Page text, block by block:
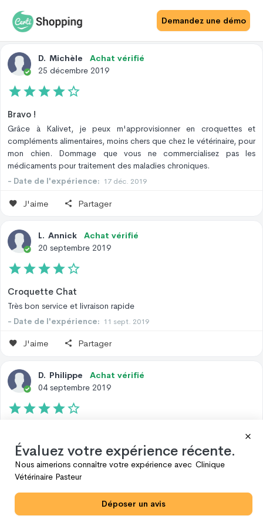
Demandez une démo
Avis Produit
D. Michèle
Achat vérifié
25 décembre 2019
Bravo !
Grâce à Kalivet, je peux m'approvisionner en croquettes et
compléments alimentaires, moins chers que chez le vétérinaire, pour
mon chien. Dommage que vous ne commercialisez pas les
médicaments pour traitement des maladies chroniques.
- Date de l'expérience: 17 déc. 2019
J'aime Partager
L. Annick
Achat vérifié
20 septembre 2019
Croquette Chat
Très bon service et livraison rapide
- Date de l'expérience: 11 sept. 2019
J'aime Partager
D. Philippe
Achat vérifié
04 septembre 2019
J'ai mis 4 étoiles, parce que les bâtonnets que je commande pour
mon lapin ont augmenté de 20%, je trouve que ça fait beaucoup.
Sino c'est pratique et rapide.
Partager
Évaluez votre expérience récente.
Nous aimerions connaître votre expérience avec Clinique
Vétérinaire Pasteur
Déposer un avis